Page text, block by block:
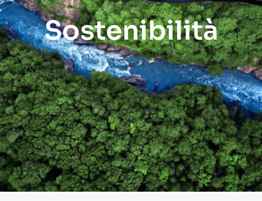
VAI CON LASSA!
ASSISTENZA & AIUTO
IT
Consigli per la Guida nella Neve
LEGGI DI PIU
Sostenibilità